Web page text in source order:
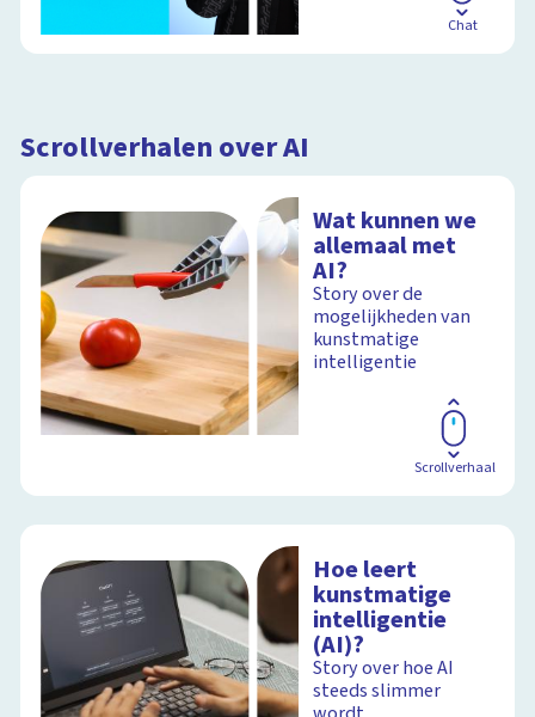
Chat
AI in het onderwijs
EenVandaag in de klas 8:34
Scrollverhalen over AI
Wat kunnen we
allemaal met
AI?
Story over de
mogelijkheden van
kunstmatige
intelligentie
Scrollverhaal
Hoe leert
kunstmatige
intelligentie
(AI)?
Story over hoe AI
steeds slimmer